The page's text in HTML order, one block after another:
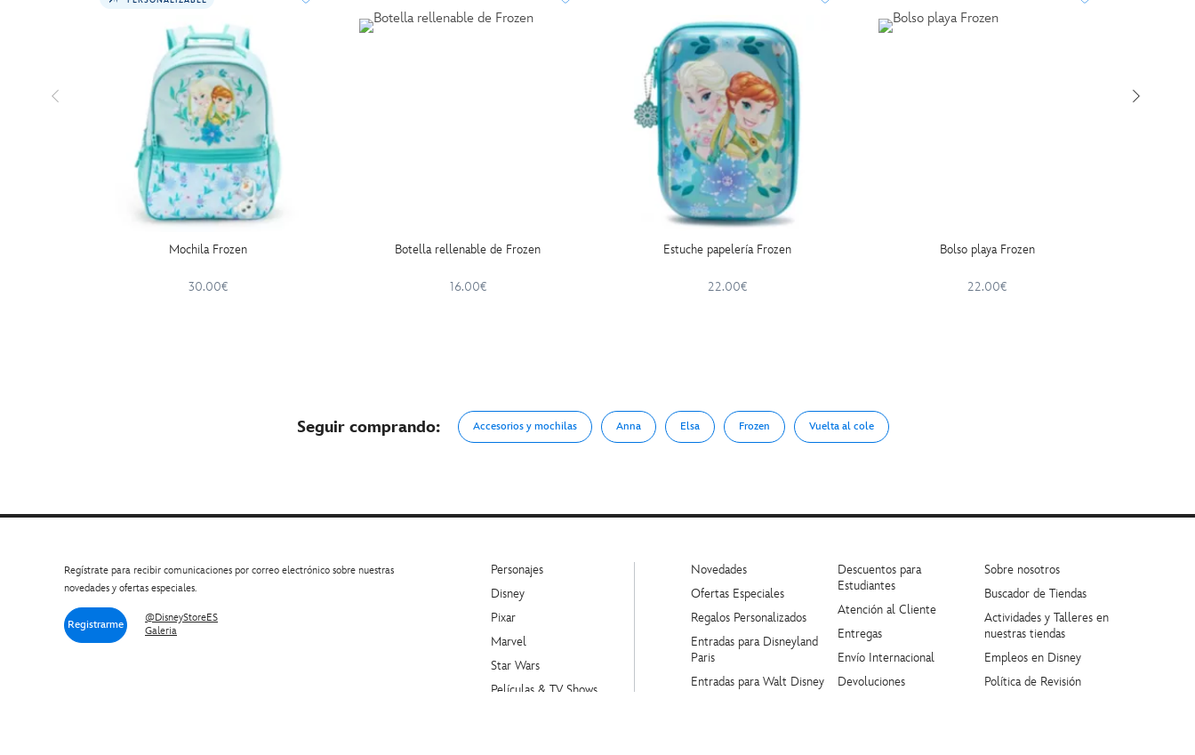
Mochila Frozen
30.00€
Botella rellenable de Frozen
16.00€
Estuche papelería Frozen
22.00€
Bolso playa Frozen
22.00€
Seguir comprando: Accesorios y mochilas Anna Elsa Frozen Vuelta al cole
Regístrate para recibir comunicaciones por correo electrónico sobre nuestras
novedades y ofertas especiales.
Registrarme
@DisneyStoreES
Galeria
Personajes
Disney
Pixar
Marvel
Star Wars
Películas & TV Shows
Novedades
Ofertas Especiales
Regalos Personalizados
Entradas para Disneyland
Paris
Entradas para Walt Disney
Descuentos para
Estudiantes
Atención al Cliente
Entregas
Envío Internacional
Devoluciones
Sobre nosotros
Buscador de Tiendas
Actividades y Talleres en
nuestras tiendas
Empleos en Disney
Política de Revisión